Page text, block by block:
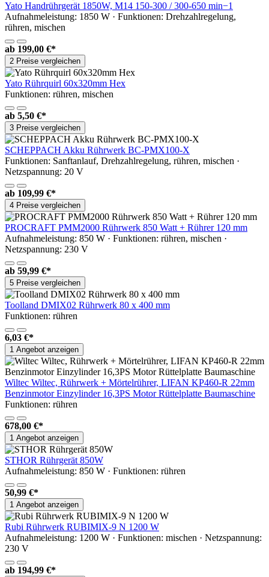
Yato Handrührgerät 1850W, M14 150-300 / 300-650 min−1
Aufnahmeleistung: 1850 W · Funktionen: Drehzahlregelung,
rühren, mischen
ab 199,00 €*
2 Preise vergleichen
Yato Rührquirl 60x320mm Hex
Funktionen: rühren, mischen
ab 5,50 €*
3 Preise vergleichen
SCHEPPACH Akku Rührwerk BC-PMX100-X
Funktionen: Sanftanlauf, Drehzahlregelung, rühren, mischen ·
Netzspannung: 20 V
ab 109,99 €*
4 Preise vergleichen
PROCRAFT PMM2000 Rührwerk 850 Watt + Rührer 120 mm
Aufnahmeleistung: 850 W · Funktionen: rühren, mischen ·
Netzspannung: 230 V
ab 59,99 €*
5 Preise vergleichen
Toolland DMIX02 Rührwerk 80 x 400 mm
Funktionen: rühren
6,03 €*
1 Angebot anzeigen
Wiltec Wiltec, Rührwerk + Mörtelrührer, LIFAN KP460-R 22mm
Benzinmotor Einzylinder 16,3PS Motor Rüttelplatte Baumaschine
Funktionen: rühren
678,00 €*
1 Angebot anzeigen
STHOR Rührgerät 850W
Aufnahmeleistung: 850 W · Funktionen: rühren
50,99 €*
1 Angebot anzeigen
Rubi Rührwerk RUBIMIX-9 N 1200 W
Aufnahmeleistung: 1200 W · Funktionen: mischen · Netzspannung:
230 V
ab 194,99 €*